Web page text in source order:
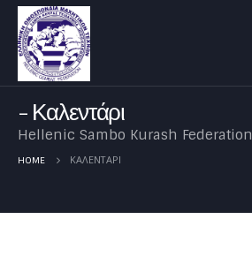
Καλεντάρι
Hellenic Sambo Kurash Federation
HOME ΚΑΛΕΝΤΆΡΙ